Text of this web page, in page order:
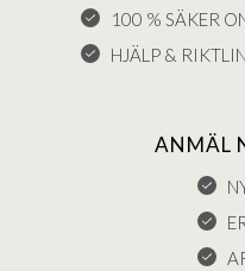
100 % SÄKER
HJÄLP &
ANMÄL